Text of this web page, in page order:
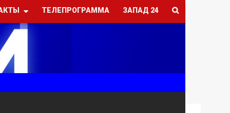
ТЕЛЕПРОГРАММА ЗАПАД 24